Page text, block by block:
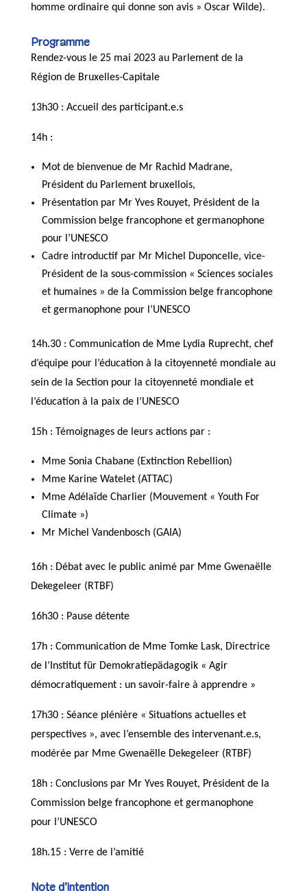
homme ordinaire qui donne son avis » Oscar Wilde).
Programme
Rendez-vous le 25 mai 2023 au Parlement de la
Région de Bruxelles-Capitale
13h30 : Accueil des participant.e.s
14h :
Mot de bienvenue de Mr Rachid Madrane,
Président du Parlement bruxellois,
Présentation par Mr Yves Rouyet, Président de la
Commission belge francophone et germanophone
pour l’UNESCO
Cadre introductif par Mr Michel Duponcelle, vice-
Président de la sous-commission « Sciences sociales
et humaines » de la Commission belge francophone
et germanophone pour l’UNESCO
14h.30 : Communication de Mme Lydia Ruprecht, chef
d’équipe pour l’éducation à la citoyenneté mondiale au
sein de la Section pour la citoyenneté mondiale et
l’éducation à la paix de l’UNESCO
15h : Témoignages de leurs actions par :
Mme Sonia Chabane (Extinction Rebellion)
Mme Karine Watelet (ATTAC)
Mme Adélaïde Charlier (Mouvement « Youth For
Climate »)
Mr Michel Vandenbosch (GAIA)
16h : Débat avec le public animé par Mme Gwenaëlle
Dekegeleer (RTBF)
16h30 : Pause détente
17h : Communication de Mme Tomke Lask, Directrice
de l’Institut für Demokratiepädagogik « Agir
démocratiquement : un savoir-faire à apprendre »
17h30 : Séance plénière « Situations actuelles et
perspectives », avec l’ensemble des intervenant.e.s,
modérée par Mme Gwenaëlle Dekegeleer (RTBF)
18h : Conclusions par Mr Yves Rouyet, Président de la
Commission belge francophone et germanophone
pour l’UNESCO
18h.15 : Verre de l’amitié
Note d’intention